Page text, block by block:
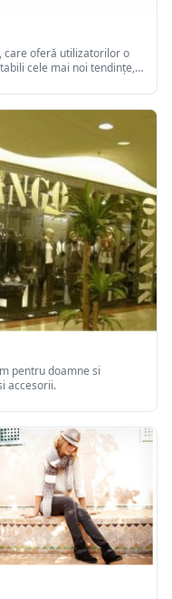
care oferă utilizatorilor o
cele mai noi tendințe,
este locul în care cei
mereu de actualitate.
pentru doamne si
accesorii.